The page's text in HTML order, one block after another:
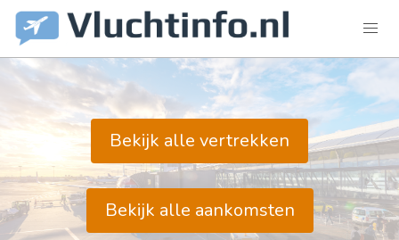
Bekijk alle vertrekken
Bekijk alle aankomsten